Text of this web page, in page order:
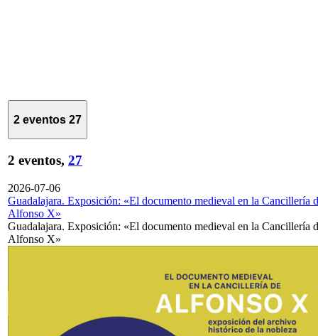
2 eventos 27
2 eventos, 27
2026-07-06
Guadalajara. Exposición: «El documento medieval en la Cancillería
Alfonso X»
Guadalajara. Exposición: «El documento medieval en la Cancillería
Alfonso X»